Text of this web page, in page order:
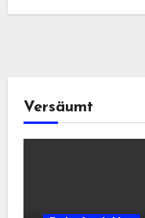
Versäumt